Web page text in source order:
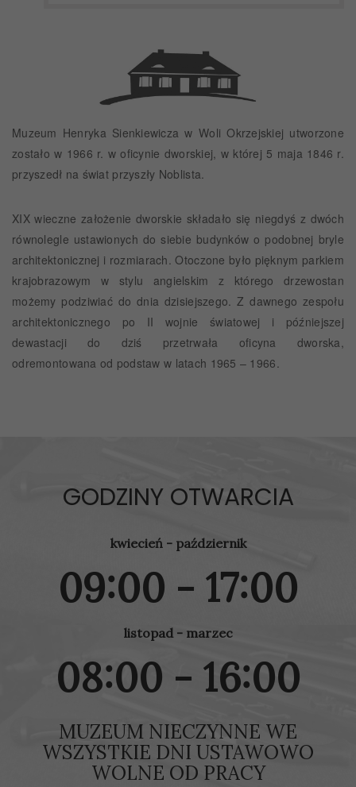
Muzeum Henryka Sienkiewicza w Woli Okrzejskiej utworzone
zostało w 1966 r. w oficynie dworskiej, w której 5 maja 1846 r.
przyszedł na świat przyszły Noblista.
XIX wieczne założenie dworskie składało się niegdyś z dwóch
równolegle ustawionych do siebie budynków o podobnej bryle
architektonicznej i rozmiarach. Otoczone było pięknym parkiem
krajobrazowym w stylu angielskim z którego drzewostan
możemy podziwiać do dnia dzisiejszego. Z dawnego zespołu
architektonicznego po II wojnie światowej i późniejszej
dewastacji do dziś przetrwała oficyna dworska,
odremontowana od podstaw w latach 1965 – 1966.
GODZINY OTWARCIA
kwiecień - październik
09:00 - 17:00
listopad - marzec
08:00 - 16:00
MUZEUM NIECZYNNE WE
WSZYSTKIE DNI USTAWOWO
WOLNE OD PRACY